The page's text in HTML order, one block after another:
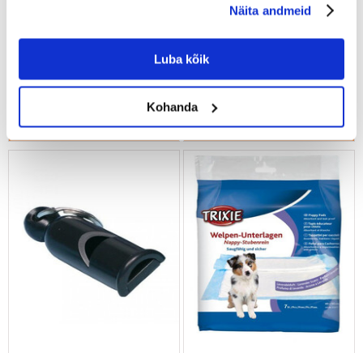
Näita andmeid
Luba kõik
Kohanda
cm 10 tk
€4.93
LISA OSTUKORVI
Trixie vaikne vile
€2.75
LISA OSTUKORVI